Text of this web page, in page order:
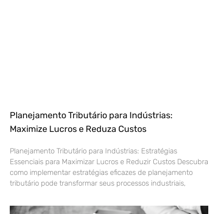
Planejamento Tributário para Indústrias:
Maximize Lucros e Reduza Custos
Planejamento Tributário para Indústrias: Estratégias
Essenciais para Maximizar Lucros e Reduzir Custos Descubra
como implementar estratégias eficazes de planejamento
tributário pode transformar seus processos industriais,